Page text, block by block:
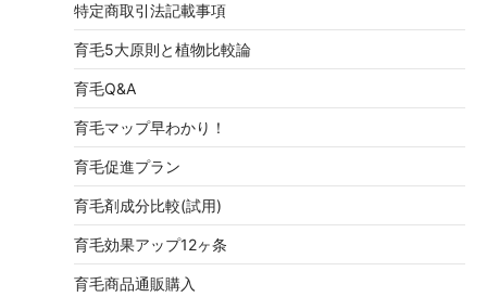
特定商取引法記載事項
育毛5大原則と植物比較論
育毛Q&A
育毛マップ早わかり！
育毛促進プラン
育毛剤成分比較(試用)
育毛効果アップ12ヶ条
育毛商品通販購入